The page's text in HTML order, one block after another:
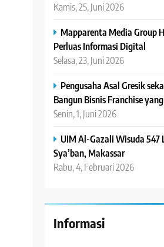
Kamis, 25, Juni 2026
Mapparenta Media Group
Perluas Informasi Digital
Selasa, 23, Juni 2026
Pengusaha Asal Gresik
Bangun Bisnis Franchise
Senin, 1, Juni 2026
UIM Al-Gazali Wisuda 547
Sya’ban, Makassar
Rabu, 4, Februari 2026
Informasi